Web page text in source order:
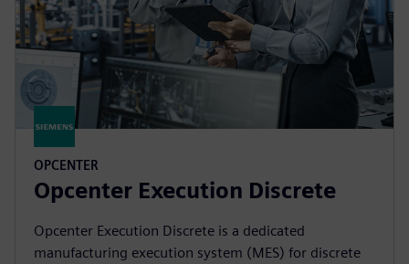
OPCENTER
Opcenter Execution Discrete
Opcenter Execution Discrete is a dedicated
manufacturing execution system (MES) for discrete